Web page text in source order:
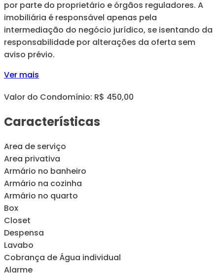
por parte do proprietário e órgãos reguladores. A
imobiliária é responsável apenas pela
intermediação do negócio jurídico, se isentando da
responsabilidade por alterações da oferta sem
aviso prévio.
Ver mais
Valor do Condomínio: R$ 450,00
Características
Area de serviço
Area privativa
Armário no banheiro
Armário na cozinha
Armário no quarto
Box
Closet
Despensa
Lavabo
Cobrança de Água individual
Alarme